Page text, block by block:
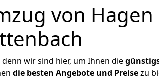
von Hagen
wir sind hier, um Ihnen die
die besten Angebote und Preisezu